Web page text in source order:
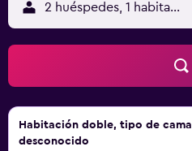
2 huéspedes, 1 habitación
Habitación doble, tipo de cama
desconocido